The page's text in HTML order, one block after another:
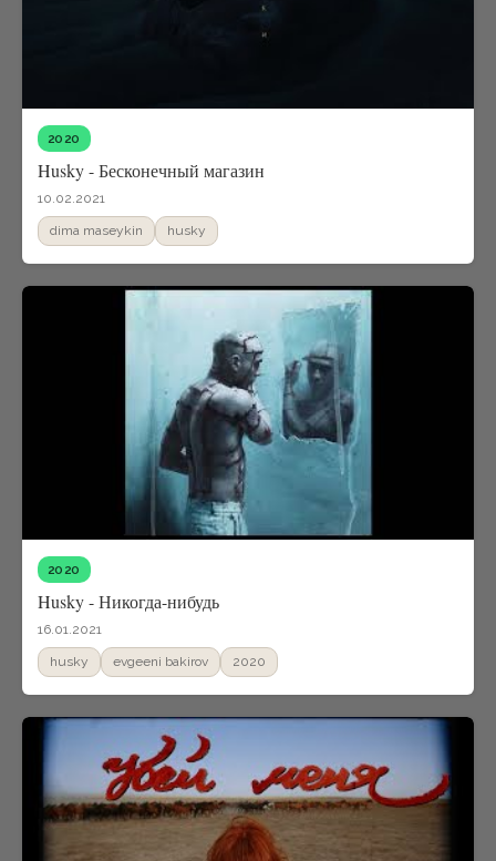
2020
Husky - Бесконечный магазин
10.02.2021
dima maseykin husky
2020
Husky - Никогда-нибудь
16.01.2021
husky evgeeni bakirov 2020